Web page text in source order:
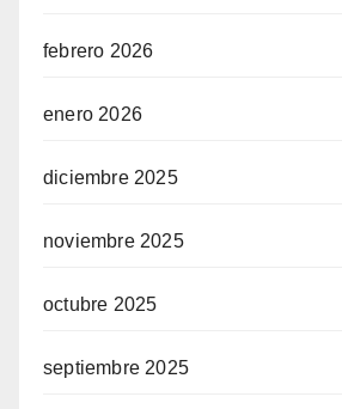
febrero 2026
enero 2026
diciembre 2025
noviembre 2025
octubre 2025
septiembre 2025